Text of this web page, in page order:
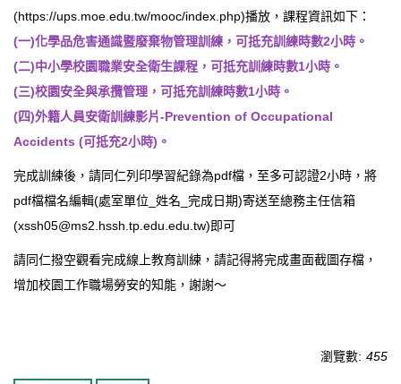
(https://ups.moe.edu.tw/mooc/index.php)播放，課程資訊如下：
(一)化學品危害通識暨廢棄物管理訓練，可抵充訓練時數2小時。
(二)中小學校園職業安全衛生課程，可抵充訓練時數1小時。
(三)校園安全與承攬管理，可抵充訓練時數1小時。
(四)外籍人員安衛訓練影片-Prevention of Occupational
Accidents (可抵充2小時)。
完成訓練後，請同仁列印學習紀錄為pdf檔，至多可認證2小時，將
pdf檔檔名編輯(處室單位_姓名_完成日期)寄送至總務主任信箱
(xssh05@ms2.hssh.tp.edu.edu.tw)即可
請同仁撥空觀看完成線上教育訓練，請記得將完成畫面截圖存檔，
增加校園工作職場勞安的知能，謝謝～
瀏覽數: 455